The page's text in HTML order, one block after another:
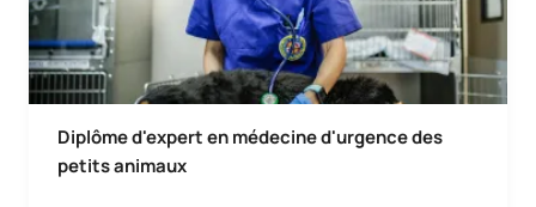
Diplôme d'expert en médecine d'urgence des
petits animaux